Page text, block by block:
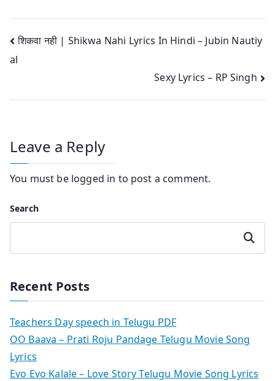
Post
navigation
शिकवा नही | Shikwa Nahi Lyrics In Hindi – Jubin Nautiy
al
Sexy Lyrics – RP Singh
Leave a Reply
You must be logged in to post a comment.
Search
Search
Recent Posts
Teachers Day speech in Telugu PDF
OO Baava – Prati Roju Pandage Telugu Movie Song
Lyrics
Evo Evo Kalale – Love Story Telugu Movie Song Lyrics